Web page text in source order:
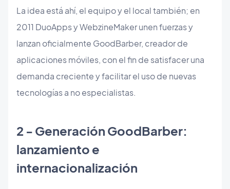
La idea está ahí, el equipo y el local también; en
2011 DuoApps y WebzineMaker unen fuerzas y
lanzan oficialmente GoodBarber, creador de
aplicaciones móviles, con el fin de satisfacer una
demanda creciente y facilitar el uso de nuevas
tecnologías a no especialistas.
​2 - Generación GoodBarber:
lanzamiento e
internacionalización